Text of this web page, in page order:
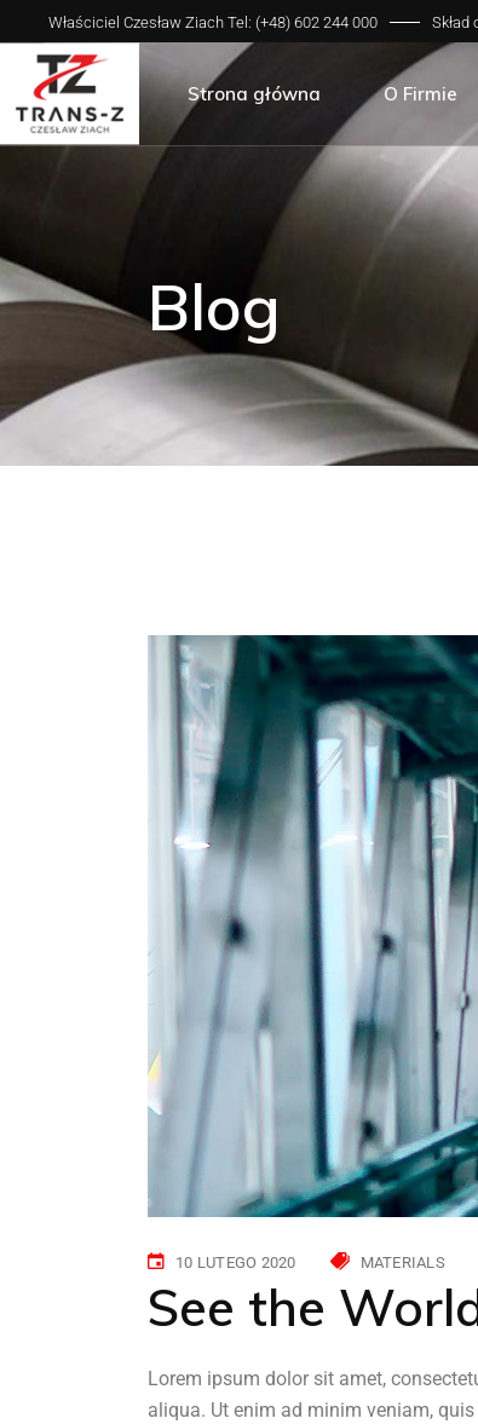
Właściciel Czesław Ziach Tel: (+48) 602 244 000 Skład
Strona główna O Firmie
Zakres
Galeria zdjęć
Zakres
Galeria zdjęć
Blog
10 LUTEGO 2020 MATERIALS
See the
Lorem ipsum dolor sit amet,
aliqua. Ut enim ad minim veniam,